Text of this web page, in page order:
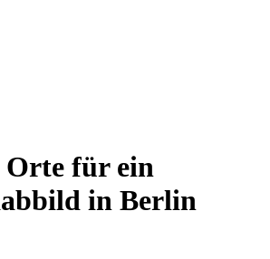
Orte für ein
in Berlin